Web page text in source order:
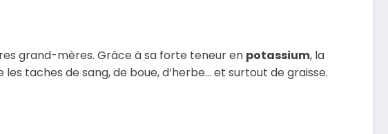
grand-mères. Grâce à sa forte teneur en potassium, la
taches de sang, de boue, d’herbe… et surtout de graisse.